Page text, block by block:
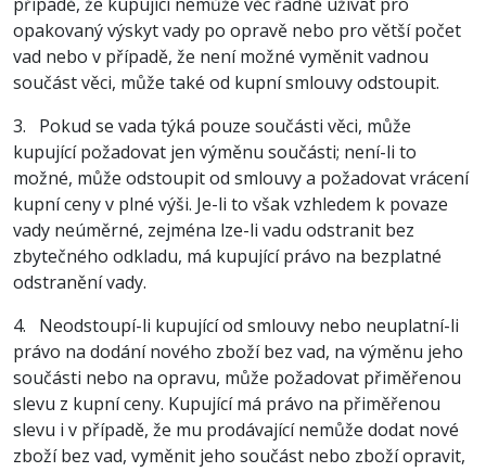
opakovaný výskyt vady po opravě nebo pro větší počet
vad nebo v případě, že není možné vyměnit vadnou
součást věci, může také od kupní smlouvy odstoupit.
3. Pokud se vada týká pouze součásti věci, může
kupující požadovat jen výměnu součásti; není-li to
možné, může odstoupit od smlouvy a požadovat vrácení
kupní ceny v plné výši. Je-li to však vzhledem k povaze
vady neúměrné, zejména lze-li vadu odstranit bez
zbytečného odkladu, má kupující právo na bezplatné
odstranění vady.
4. Neodstoupí-li kupující od smlouvy nebo neuplatní-li
právo na dodání nového zboží bez vad, na výměnu jeho
součásti nebo na opravu, může požadovat přiměřenou
slevu z kupní ceny. Kupující má právo na přiměřenou
slevu i v případě, že mu prodávající nemůže dodat nové
zboží bez vad, vyměnit jeho součást nebo zboží opravit,